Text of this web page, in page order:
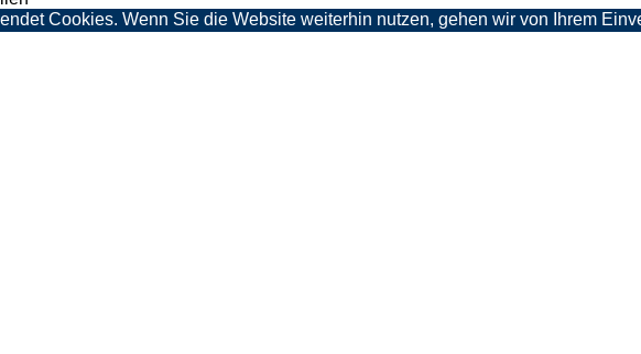
Cookies. Wenn Sie die Website weiterhin nutzen, gehen wir von Ihrem